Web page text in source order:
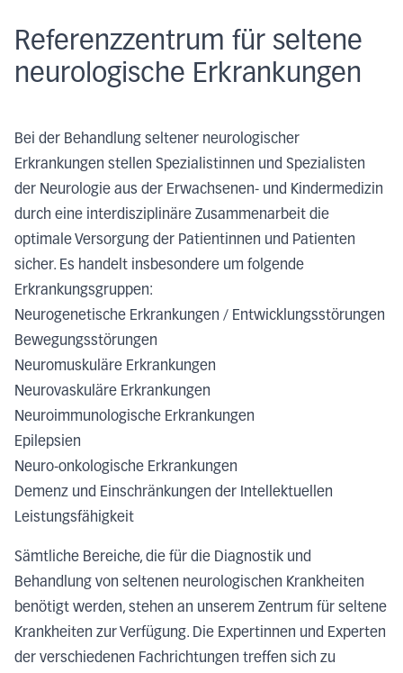
Referenzzentrum für seltene
neurologische Erkrankungen
Bei der Behandlung seltener neurologischer
Erkrankungen stellen Spezialistinnen und Spezialisten
der Neurologie aus der Erwachsenen- und Kindermedizin
durch eine interdisziplinäre Zusammenarbeit die
optimale Versorgung der Patientinnen und Patienten
sicher. Es handelt insbesondere um folgende
Erkrankungsgruppen:
Neurogenetische Erkrankungen / Entwicklungsstörungen
Bewegungsstörungen
Neuromuskuläre Erkrankungen
Neurovaskuläre Erkrankungen
Neuroimmunologische Erkrankungen
Epilepsien
Neuro-onkologische Erkrankungen
Demenz und Einschränkungen der Intellektuellen
Leistungsfähigkeit
Sämtliche Bereiche, die für die Diagnostik und
Behandlung von seltenen neurologischen Krankheiten
benötigt werden, stehen an unserem Zentrum für seltene
Krankheiten zur Verfügung. Die Expertinnen und Experten
der verschiedenen Fachrichtungen treffen sich zu